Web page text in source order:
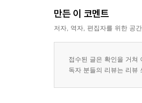
만든 이 코멘트
저자, 역자, 편집자를 위한 공
접수된 글은 확인을 거쳐
독자 분들의 리뷰는 리뷰